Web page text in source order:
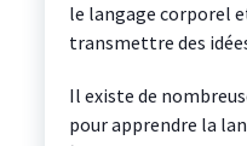
le langage corporel
transmettre des
Il existe de
pour apprendre la